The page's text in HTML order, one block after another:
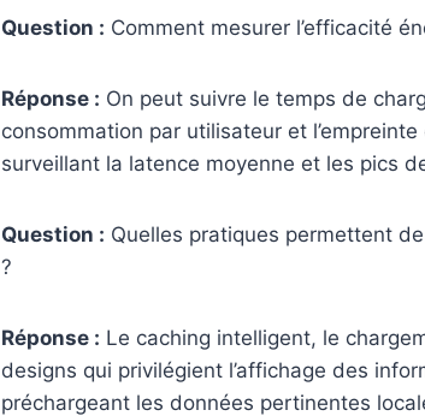
Question : Comment mesurer l’efficacité
Réponse : On peut suivre le temps de
consommation par utilisateur et
surveillant la latence moyenne et les pics
Question : Quelles pratiques permettent
?
Réponse : Le caching intelligent, le
designs qui privilégient l’affichage des
préchargeant les données pertinentes